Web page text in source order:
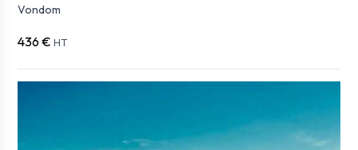
Vondom
436 € HT